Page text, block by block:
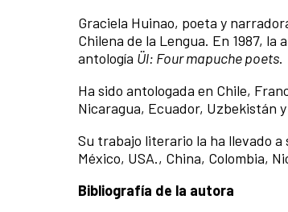
Graciela Huinao, poeta y
Chilena de la Lengua. En 1987, la
antología Ül: Four mapuche poets.
Ha sido antologada en Chile,
Nicaragua, Ecuador, Uzbekistán
Su trabajo literario la ha llevado
México, USA., China, Colombia,
Bibliografía de la autora